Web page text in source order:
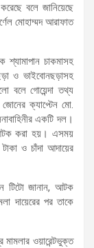
বলে জানিয়েছে
মোহাম্মদ আরাফাত
শ্যামাপান চাকমাসহ
ও ভাইবোনছড়াসহ
বলে গোয়েন্দা তথ্য
ক্যাপ্টেন মো.
একটি দল।
আটক করা হয়। এসময়
ও চাঁদা আদায়ের
টিটো জানান, আটক
দায়েরের পর তাকে
মামলার ওয়ারেন্টভুক্ত